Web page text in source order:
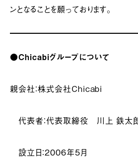
ンとなることを願っております。
●Chicabiグループについて
親会社：株式会社Chicabi
代表者：代表取締役 川上 鉄太
設立日：2006年5月